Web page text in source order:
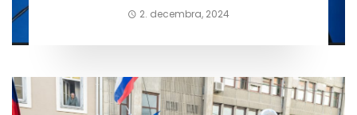
2. decembra, 2024